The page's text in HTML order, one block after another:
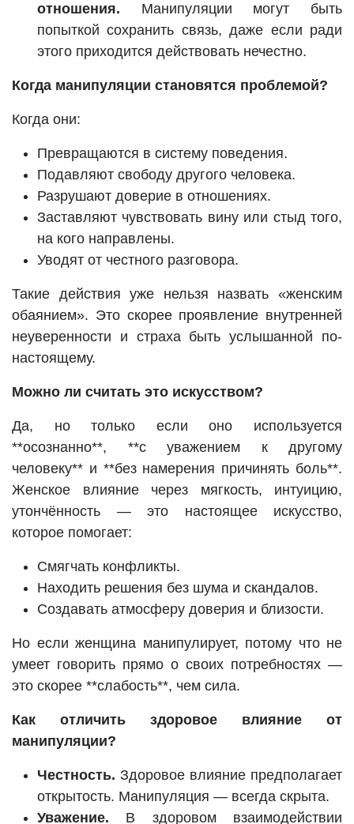
отношения. Манипуляции могут быть
попыткой сохранить связь, даже если ради
этого приходится действовать нечестно.
Когда манипуляции становятся проблемой?
Когда они:
Превращаются в систему поведения.
Подавляют свободу другого человека.
Разрушают доверие в отношениях.
Заставляют чувствовать вину или стыд того,
на кого направлены.
Уводят от честного разговора.
Такие действия уже нельзя назвать «женским
обаянием». Это скорее проявление внутренней
неуверенности и страха быть услышанной по-
настоящему.
Можно ли считать это искусством?
Да, но только если оно используется
**осознанно**, **с уважением к другому
человеку** и **без намерения причинять боль**.
Женское влияние через мягкость, интуицию,
утончённость — это настоящее искусство,
которое помогает:
Смягчать конфликты.
Находить решения без шума и скандалов.
Создавать атмосферу доверия и близости.
Но если женщина манипулирует, потому что не
умеет говорить прямо о своих потребностях —
это скорее **слабость**, чем сила.
Как отличить здоровое влияние от
манипуляции?
Честность. Здоровое влияние предполагает
открытость. Манипуляция — всегда скрыта.
Уважение. В здоровом взаимодействии